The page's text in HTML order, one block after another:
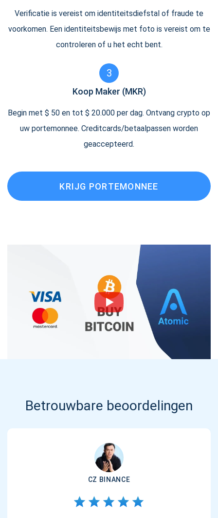
Verificatie is vereist om identiteitsdiefstal of fraude te
voorkomen. Een identiteitsbewijs met foto is vereist om te
controleren of u het echt bent.
3
Koop Maker (MKR)
Begin met $ 50 en tot $ 20.000 per dag. Ontvang crypto op
uw portemonnee. Creditcards/betaalpassen worden
geaccepteerd.
KRIJG PORTEMONNEE
Betrouwbare beoordelingen
CZ BINANCE